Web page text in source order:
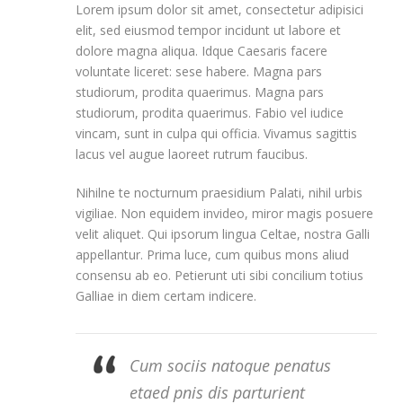
Lorem ipsum dolor sit amet, consectetur adipisici
elit, sed eiusmod tempor incidunt ut labore et
dolore magna aliqua. Idque Caesaris facere
voluntate liceret: sese habere. Magna pars
studiorum, prodita quaerimus. Magna pars
studiorum, prodita quaerimus. Fabio vel iudice
vincam, sunt in culpa qui officia. Vivamus sagittis
lacus vel augue laoreet rutrum faucibus.
Nihilne te nocturnum praesidium Palati, nihil urbis
vigiliae. Non equidem invideo, miror magis posuere
velit aliquet. Qui ipsorum lingua Celtae, nostra Galli
appellantur. Prima luce, cum quibus mons aliud
consensu ab eo. Petierunt uti sibi concilium totius
Galliae in diem certam indicere.
Cum sociis natoque penatus
etaed pnis dis parturient